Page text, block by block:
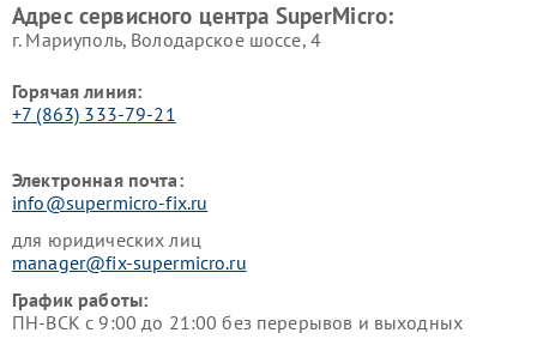
Адрес сервисного центра SuperMicro:
г. Мариуполь, Володарское шоссе, 4
Горячая линия:
+7 (863) 333-79-21
Электронная почта:
info@supermicro-fix.ru
для юридических лиц
manager@fix-supermicro.ru
График работы:
ПН-ВСК с 9:00 до 21:00 без перерывов и выходных